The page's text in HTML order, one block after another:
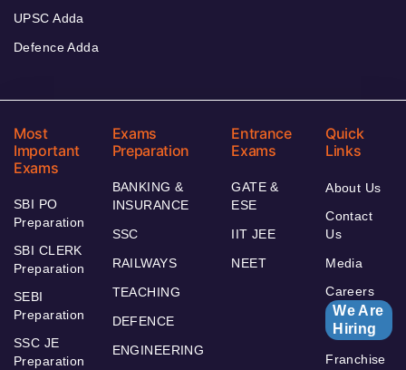
UPSC Adda
Defence Adda
Most
Important
Exams
SBI PO
Preparation
SBI CLERK
Preparation
SEBI
Preparation
SSC JE
Preparation
Exams
Preparation
BANKING &
INSURANCE
SSC
RAILWAYS
TEACHING
DEFENCE
ENGINEERING
Entrance
Exams
GATE &
ESE
IIT JEE
NEET
Quick
Links
About Us
Contact
Us
Media
Careers
We Are
Hiring
Franchise